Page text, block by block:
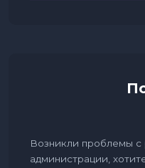
Возникли проблемы с
администрации,